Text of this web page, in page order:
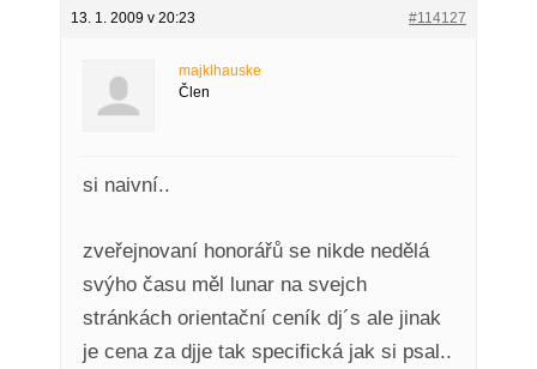
13. 1. 2009 v 20:23 #114127
majklhauske
Člen
si naivní..
zveřejnovaní honorářů se nikde nedělá
svýho času měl lunar na svejch
stránkách orientační ceník dj´s ale jinak
je cena za djje tak specifická jak si psal..